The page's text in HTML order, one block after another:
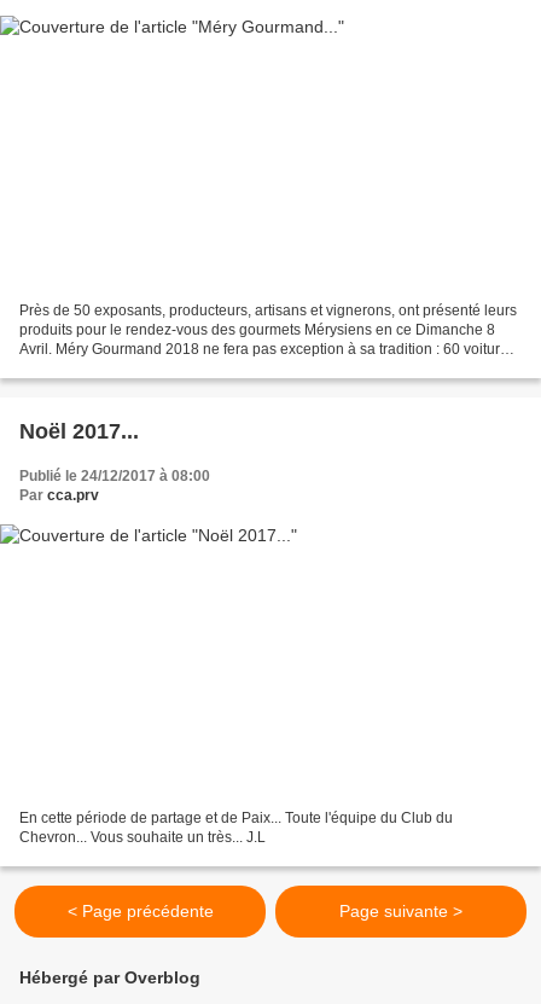
Près de 50 exposants, producteurs, artisans et vignerons, ont présenté leurs
produits pour le rendez-vous des gourmets Mérysiens en ce Dimanche 8
Avril. Méry Gourmand 2018 ne fera pas exception à sa tradition : 60 voitures
Noël 2017...
Publié le 24/12/2017 à 08:00
Par cca.prv
En cette période de partage et de Paix... Toute l'équipe du Club du
Chevron... Vous souhaite un très... J.L
< Page précédente Page suivante >
Hébergé par Overblog